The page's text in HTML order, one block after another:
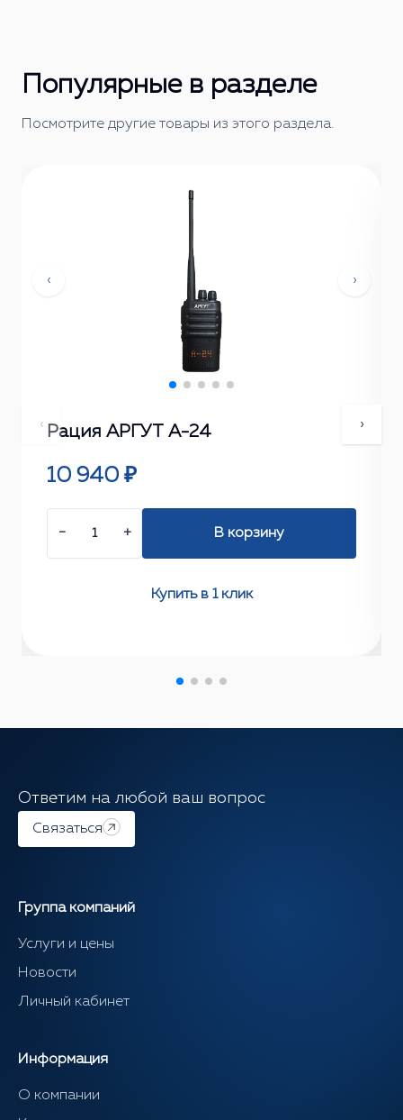
Популярные в разделе
Посмотрите другие товары из этого раздела.
‹ ›
Рация АРГУТ А-24
10 940 ₽
− + В корзину
Купить в 1 клик
‹ ›
Ответим на любой ваш вопрос
Связаться
Группа компаний
Услуги и цены
Новости
Личный кабинет
Информация
О компании